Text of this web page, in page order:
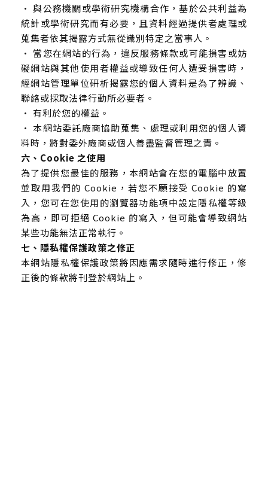
• 與公務機關或學術研究機構合作，基於公共利益為
統計或學術研究而有必要，且資料經過提供者處理或
蒐集者依其揭露方式無從識別特定之當事人。
• 當您在網站的行為，違反服務條款或可能損害或妨
礙網站與其他使用者權益或導致任何人遭受損害時，
經網站管理單位研析揭露您的個人資料是為了辨識、
聯絡或採取法律行動所必要者。
• 有利於您的權益。
• 本網站委託廠商協助蒐集、處理或利用您的個人資
料時，將對委外廠商或個人善盡監督管理之責。
六、Cookie 之使用
為了提供您最佳的服務，本網站會在您的電腦中放置
並取用我們的 Cookie，若您不願接受 Cookie 的寫
入，您可在您使用的瀏覽器功能項中設定隱私權等級
為高，即可拒絕 Cookie 的寫入，但可能會導致網站
某些功能無法正常執行。
七、隱私權保護政策之修正
本網站隱私權保護政策將因應需求隨時進行修正，修
正後的條款將刊登於網站上。